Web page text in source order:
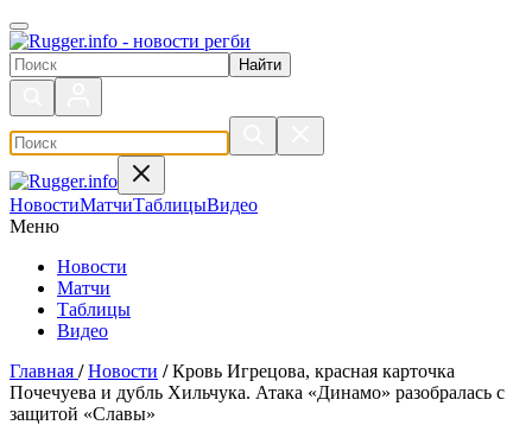
Поиск по сайту
НовостиМатчиТаблицыВидео
Меню
Новости
Матчи
Таблицы
Видео
Главная / Новости / Кровь Игрецова, красная карточка
Почечуева и дубль Хильчука. Атака «Динамо» разобралась с
защитой «Славы»